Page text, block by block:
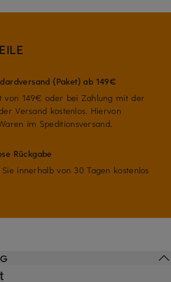
(Paket) ab 149€
von 149€ oder bei Zahlung mit der
Versand kostenlos. Hiervon
im Speditionsversand.
Rückgabe
innerhalb von 30 Tagen kostenlos